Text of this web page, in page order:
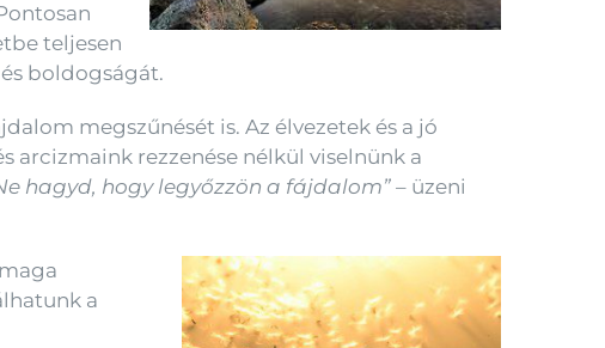
teljesen
boldogságát.
megszűnését is. Az élvezetek és a jó
arcizmaink rezzenése nélkül viselnünk a
hagyd, hogy legyőzzön a fájdalom” – üzeni
a